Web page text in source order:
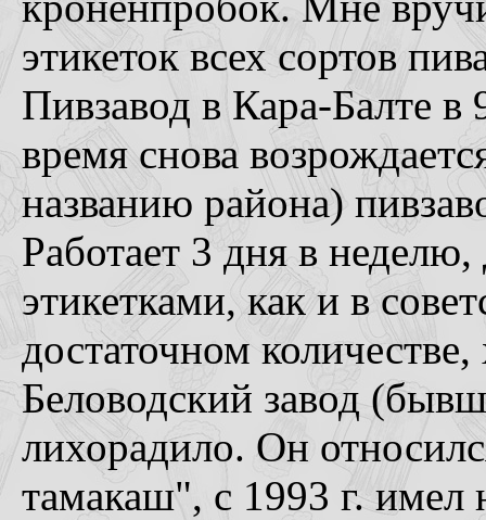
этикеток всех сортов
Пивзавод в Кара-Балте в
время снова
названию района)
Работает 3 дня в
этикетками, как и в
достаточном
Беловодский завод
лихорадило. Он
тамакаш", с 1993 г. имел